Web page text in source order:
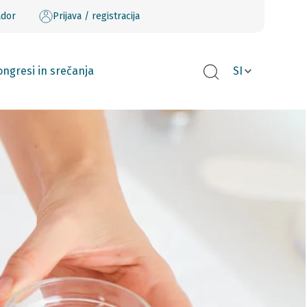
Prijava / registracija
in srečanja SI